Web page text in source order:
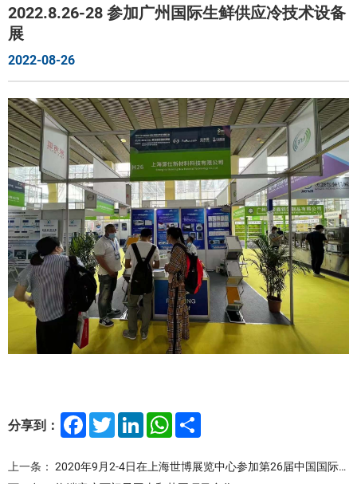
2022.8.26-28 参加广州国际生鲜供应冷技术设备
展
2022-08-26
分享到： F
a
b
T
w
t
L
e
W
s e
上一条： 2020年9月2-4日在上海世博展览中心参加第26届中国国际复合材料工业技术展会